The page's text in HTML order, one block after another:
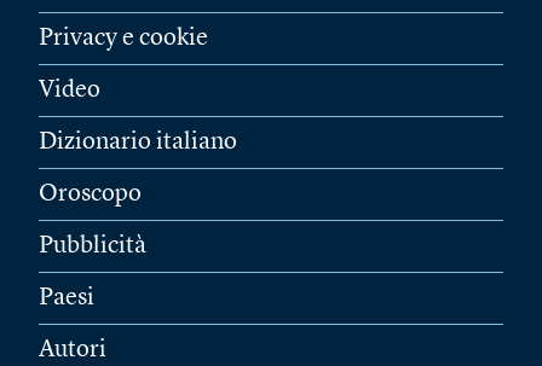
Privacy e cookie
Video
Dizionario italiano
Oroscopo
Pubblicità
Paesi
Autori